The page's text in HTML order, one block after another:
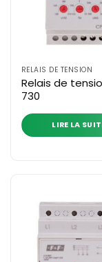
RELAIS DE TENSION
Relais de
730
LIRE LA